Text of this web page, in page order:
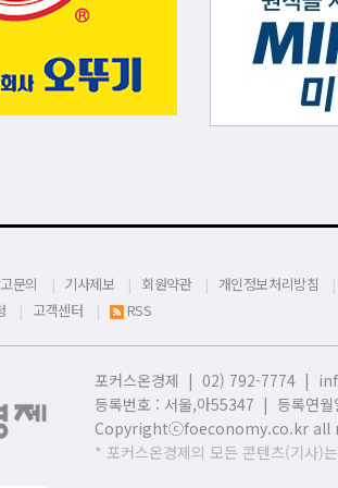
문의 기사제보 회원약관
개인정보처리방침
고객센터 RSS
포커스온경제 | 02) 792-7774 |
등록번호 : 서울,아55347 | 등록연
Copyrightⓒfoeconomy.co.kr all
* 포커스온경제의 모든 콘텐츠(기사)